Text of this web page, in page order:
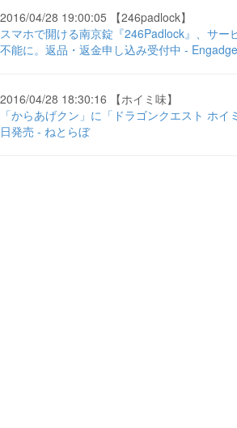
2016/04/28 19:00:05 【246padlock】
スマホで開ける南京錠『246Padlock』、サー
不能に。返品・返金申し込み受付中 -
2016/04/28 18:30:16 【ホイミ味】
「からあげクン」に「ドラゴンクエスト ホ
日発売 - ねとらぼ